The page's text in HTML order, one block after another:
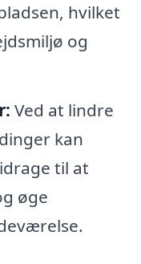
hvilket
og
Ved at lindre
kan
til at
øge